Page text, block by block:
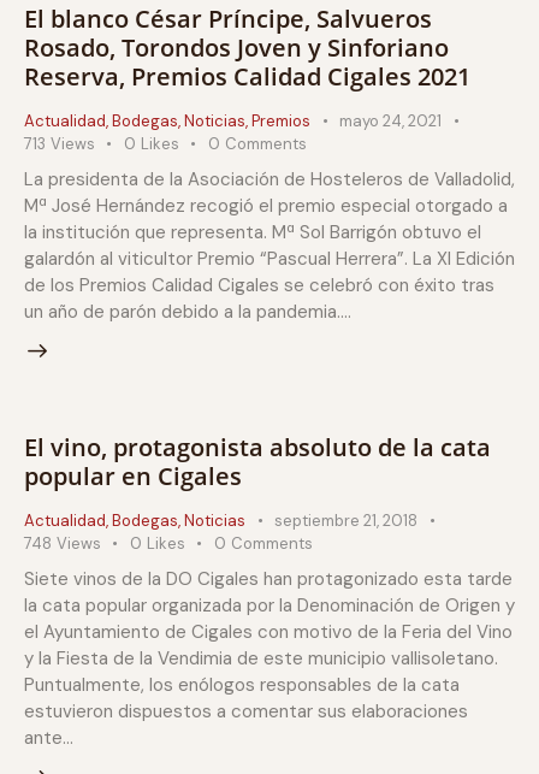
El blanco César Príncipe, Salvueros
Rosado, Torondos Joven y Sinforiano
Reserva, Premios Calidad Cigales 2021
Actualidad,Bodegas,Noticias,Premios
mayo 24, 2021
713 Views 0 Likes 0 Comments
La presidenta de la Asociación de Hosteleros de Valladolid,
Mª José Hernández recogió el premio especial otorgado a
la institución que representa. Mª Sol Barrigón obtuvo el
galardón al viticultor Premio “Pascual Herrera”. La XI Edición
de los Premios Calidad Cigales se celebró con éxito tras
un año de parón debido a la pandemia.…
El vino, protagonista absoluto de la cata
popular en Cigales
Actualidad,Bodegas,Noticias
septiembre 21, 2018
748 Views 0 Likes 0 Comments
Siete vinos de la DO Cigales han protagonizado esta tarde
la cata popular organizada por la Denominación de Origen y
el Ayuntamiento de Cigales con motivo de la Feria del Vino
y la Fiesta de la Vendimia de este municipio vallisoletano.
Puntualmente, los enólogos responsables de la cata
estuvieron dispuestos a comentar sus elaboraciones
ante…